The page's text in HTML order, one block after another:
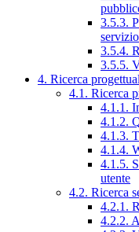
3.5.3.
servizio
3.5.4.
3.5.5.
4. Ricerca
4.1. Ricerca
4.1.1.
4.1.2.
4.1.3.
4.1.4.
4.1.5.
utente
4.2. Ricerca
4.2.1.
4.2.2.